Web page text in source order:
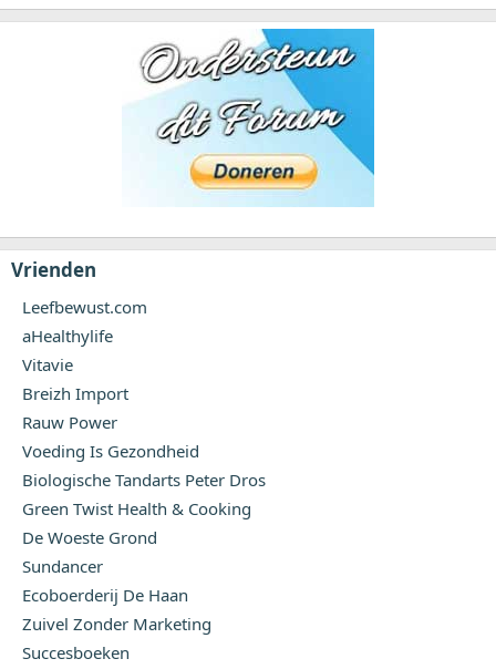
Vrienden
Leefbewust.com
aHealthylife
Vitavie
Breizh Import
Rauw Power
Voeding Is Gezondheid
Biologische Tandarts Peter Dros
Green Twist Health & Cooking
De Woeste Grond
Sundancer
Ecoboerderij De Haan
Zuivel Zonder Marketing
Succesboeken